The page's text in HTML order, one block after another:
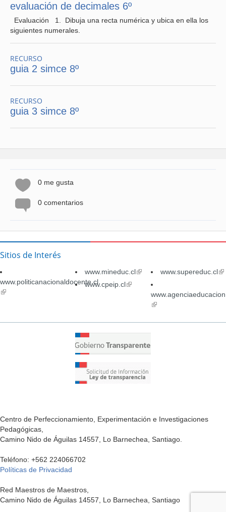
evaluación de decimales 6º
Evaluación 1. Dibuja una recta numérica y ubica en ella los
siguientes numerales.
RECURSO
guia 2 simce 8º
RECURSO
guia 3 simce 8º
0 me gusta
0 comentarios
Sitios de Interés
www.politicanacionaldocente.cl
(link
www.mineduc.cl(link
external)
www.supereduc.cl
www.cpeip.cl(link
external)(link
external)
Centro de Perfeccionamiento, Experimentación e Investigaciones
Pedagógicas,
Camino Nido de Águilas 14557, Lo Barnechea, Santiago.
Teléfono: +562 224066702
Políticas de Privacidad
Red Maestros de Maestros,
Camino Nido de Águilas 14557, Lo Barnechea, Santiago